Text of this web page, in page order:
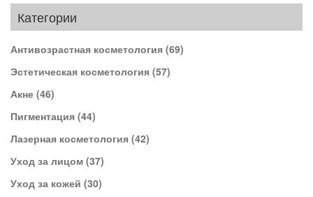
Категории
Антивозрастная косметология (69)
Эстетическая косметология (57)
Акне (46)
Пигментация (44)
Лазерная косметология (42)
Уход за лицом (37)
Уход за кожей (30)